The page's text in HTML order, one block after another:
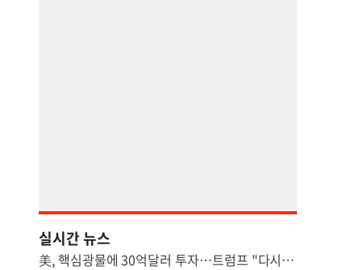
실시간 뉴스
美, 핵심광물에 30억달러 투자…트럼프 "다시는 中 의존 않도록"